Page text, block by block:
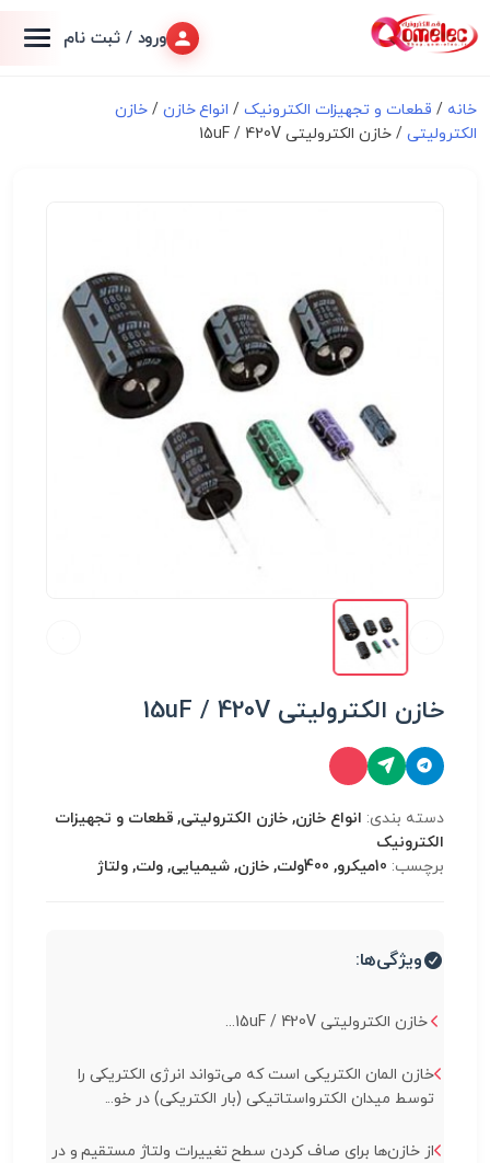
ورود / ثبت نام
خانه / قطعات و تجهیزات الکترونیک/ انواع خازن /خازن
الکترولیتی / خازن الکترولیتی 15uF / 420V
خازن الکترولیتی 15uF / 420V
دسته بندی: انواع خازن, خازن الکترولیتی, قطعات و تجهیزات
الکترونیک
برچسب: 10میکرو, 400ولت, خازن, شیمیایی, ولت, ولتاژ
ویژگی‌ها:
خازن الکترولیتی 15uF / 420V...
خازن المان الکتریکی است که می‌تواند انرژی الکتریکی را
توسط میدان الکترواستاتیکی (بار الکتریکی) در خو...
از خازن‌ها برای صاف کردن سطح تغییرات ولتاژ مستقیم و در